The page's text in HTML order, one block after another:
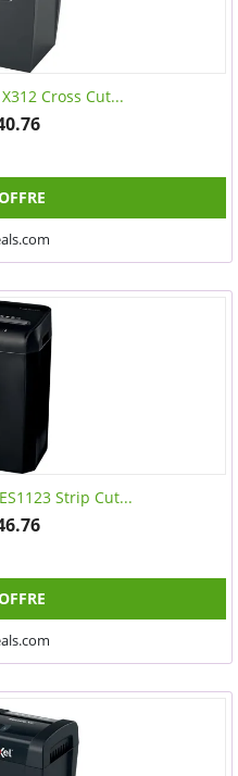
Cross Cut...
Strip Cut...